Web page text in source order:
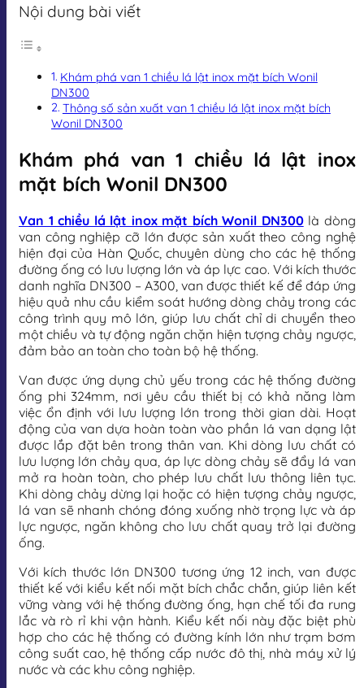
Nội dung bài viết
Khám phá van 1 chiều lá lật inox mặt bích Wonil
DN300
Thông số sản xuất van 1 chiều lá lật inox mặt bích
Wonil DN300
Khám phá van 1 chiều lá lật inox
mặt bích Wonil DN300
Van 1 chiều lá lật inox mặt bích Wonil DN300là dòng
van công nghiệp cỡ lớn được sản xuất theo công nghệ
hiện đại của Hàn Quốc, chuyên dùng cho các hệ thống
đường ống có lưu lượng lớn và áp lực cao. Với kích thước
danh nghĩa DN300 – A300, van được thiết kế để đáp ứng
hiệu quả nhu cầu kiểm soát hướng dòng chảy trong các
công trình quy mô lớn, giúp lưu chất chỉ di chuyển theo
một chiều và tự động ngăn chặn hiện tượng chảy ngược,
đảm bảo an toàn cho toàn bộ hệ thống.
Van được ứng dụng chủ yếu trong các hệ thống đường
ống phi 324mm, nơi yêu cầu thiết bị có khả năng làm
việc ổn định với lưu lượng lớn trong thời gian dài. Hoạt
động của van dựa hoàn toàn vào phần lá van dạng lật
được lắp đặt bên trong thân van. Khi dòng lưu chất có
lưu lượng lớn chảy qua, áp lực dòng chảy sẽ đẩy lá van
mở ra hoàn toàn, cho phép lưu chất lưu thông liên tục.
Khi dòng chảy dừng lại hoặc có hiện tượng chảy ngược,
lá van sẽ nhanh chóng đóng xuống nhờ trọng lực và áp
lực ngược, ngăn không cho lưu chất quay trở lại đường
ống.
Với kích thước lớn DN300 tương ứng 12 inch, van được
thiết kế với kiểu kết nối mặt bích chắc chắn, giúp liên kết
vững vàng với hệ thống đường ống, hạn chế tối đa rung
lắc và rò rỉ khi vận hành. Kiểu kết nối này đặc biệt phù
hợp cho các hệ thống có đường kính lớn như trạm bơm
công suất cao, hệ thống cấp nước đô thị, nhà máy xử lý
nước và các khu công nghiệp.